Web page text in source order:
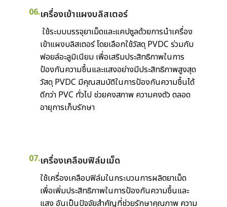
06.เครื่องเข้าแผงบลิสเตอร์
ใช้ระบบบรรจุยาเม็ดและแคปซูลด้วยการนำเครื่อง
เข้าแผงบลิสเตอร์ โดยเลือกใช้วัสดุ PVDC ร่วมกับ
ฟอยล์อะลูมิเนียม เพื่อเสริมประสิทธิภาพในการ
ป้องกันความชื้นและแสงอย่างมีประสิทธิภาพสูงสุด
วัสดุ PVDC มีคุณสมบัติในการป้องกันความชื้นได้
ดีกว่า PVC ทั่วไป ช่วยคงสภาพ ความคงตัว ตลอด
อายุการเก็บรักษา
07.เครื่องเคลือบฟิล์มเม็ด
ใช้เครื่องเคลือบฟิล์มในกระบวนการผลิตยาเม็ด
เพื่อเพิ่มประสิทธิภาพในการป้องกันความชื้นและ
แสง อันเป็นปัจจัยสำคัญที่ช่วยรักษาคุณภาพ ความ